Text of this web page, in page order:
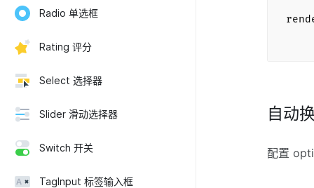
Radio 单选框
Rating 评分
Select 选择器
Slider 滑动选择器
Switch 开关
TagInput 标签输入框
自动
配置